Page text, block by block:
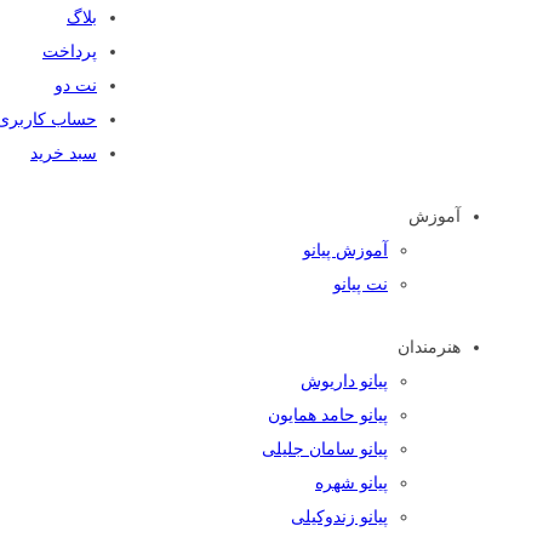
بلاگ
پرداخت
نت دو
حساب
سبد خرید
آموزش
آموزش پیانو
نت پیانو
هنرمندان
پیانو داریوش
پیانو حامد همایون
پیانو سامان جلیلی
پیانو شهره
پیانو زندوکیلی